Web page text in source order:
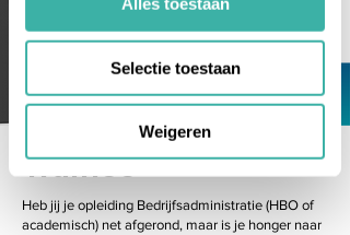
Selectie toestaan
Weigeren
Trainee
Heb jij je opleiding Bedrijfsadministratie (HBO of
academisch) net afgerond, maar is je honger naar